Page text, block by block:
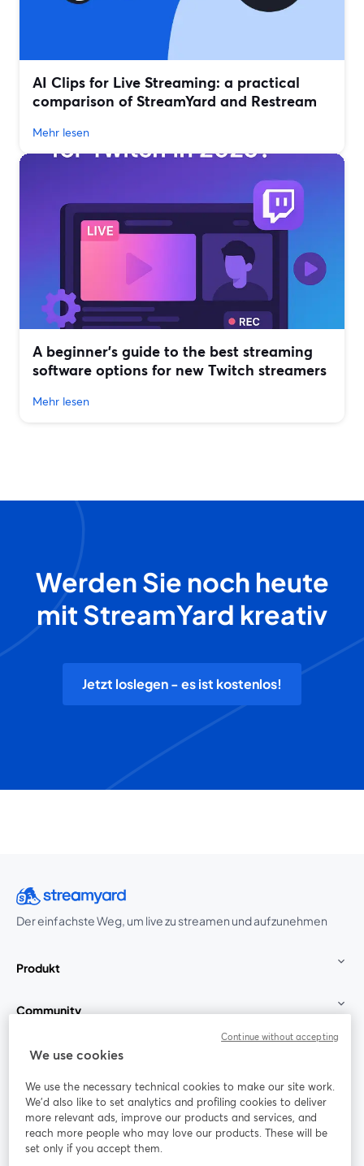
AI Clips for Live Streaming: a practical
comparison of StreamYard and Restream
Mehr lesen
A beginner’s guide to the best streaming
software options for new Twitch streamers
Mehr lesen
Werden Sie noch heute
mit StreamYard kreativ
Jetzt loslegen - es ist kostenlos!
Der einfachste Weg, um live zu streamen und aufzunehmen
Produkt
Community
StreamYard für
Mitmachen
Webinar Facebook
wird in einem neuen Tab geöffnet
X (Twitter)
We use cookies
We use the necessary technical cookies to make our site work.
We'd also like to set analytics and profiling cookies to deliver
more relevant ads, improve our products and services, and
reach more people who may love our products. These will be
set only if you accept them.
Continue without accepting